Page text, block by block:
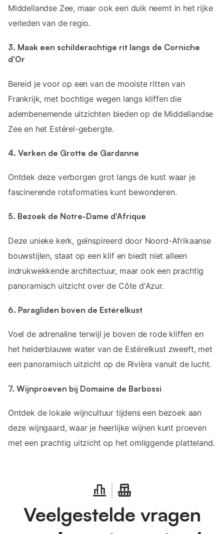
Middellandse Zee, maar ook een duik neemt in het rijke
verleden van de regio.
3. Maak een schilderachtige rit langs de Corniche
d'Or
Bereid je voor op een van de mooiste ritten van
Frankrijk, met bochtige wegen langs kliffen die
adembenemende uitzichten bieden op de Middellandse
Zee en het Estérel-gebergte.
4. Verken de Grotte de Gardanne
Ontdek deze verborgen grot langs de kust waar je
fascinerende rotsformaties kunt bewonderen.
5. Bezoek de Notre-Dame d'Afrique
Deze unieke kerk, geïnspireerd door Noord-Afrikaanse
bouwstijlen, staat op een klif en biedt niet alleen
indrukwekkende architectuur, maar ook een prachtig
panoramisch uitzicht over de Côte d'Azur.
6. Paragliden boven de Estérelkust
Voel de adrenaline terwijl je boven de rode kliffen en
het helderblauwe water van de Estérelkust zweeft, met
een panoramisch uitzicht op de Rivièra vanuit de lucht.
7. Wijnproeven bij Domaine de Barbossi
Ontdek de lokale wijncultuur tijdens een bezoek aan
deze wijngaard, waar je heerlijke wijnen kunt proeven
met een prachtig uitzicht op het omliggende platteland.
Veelgestelde vragen